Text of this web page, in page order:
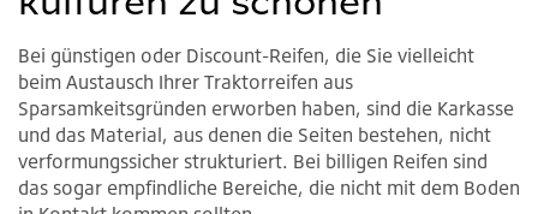
Bei günstigen oder Discount-Reifen, die Sie vielleicht
beim Austausch Ihrer Traktorreifen aus
Sparsamkeitsgründen erworben haben, sind die Karkasse
und das Material, aus denen die Seiten bestehen, nicht
verformungssicher strukturiert. Bei billigen Reifen sind
das sogar empfindliche Bereiche, die nicht mit dem Boden